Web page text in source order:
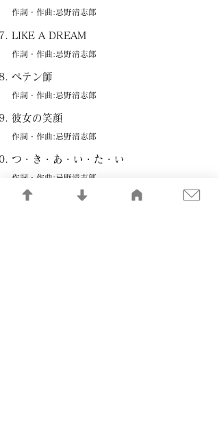
作詞・作曲:忌野清志郎
LIKE A DREAM
作詞・作曲:忌野清志郎
ペテン師
作詞・作曲:忌野清志郎
彼女の笑顔
作詞・作曲:忌野清志郎
つ・き・あ・い・た・い
作詞・作曲:忌野清志郎
トランジスタ・ラジオ